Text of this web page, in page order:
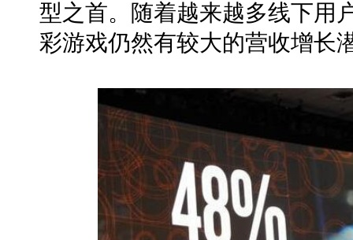
型之首。随着越来越多线下用
彩游戏仍然有较大的营收增长